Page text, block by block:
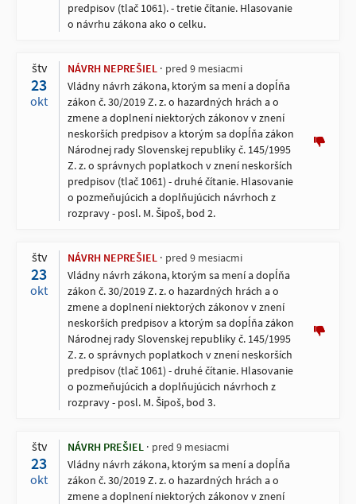
predpisov (tlač 1061). - tretie čítanie. Hlasovanie
o návrhu zákona ako o celku.
štv
23
okt
NÁVRH NEPREŠIEL
pred 9 mesiacmi
Vládny návrh zákona, ktorým sa mení a dopĺňa
zákon č. 30/2019 Z. z. o hazardných hrách a o
zmene a doplnení niektorých zákonov v znení
neskorších predpisov a ktorým sa dopĺňa zákon
Národnej rady Slovenskej republiky č. 145/1995
Z. z. o správnych poplatkoch v znení neskorších
predpisov (tlač 1061) - druhé čítanie. Hlasovanie
o pozmeňujúcich a doplňujúcich návrhoch z
rozpravy - posl. M. Šipoš, bod 2.
štv
23
okt
NÁVRH NEPREŠIEL
pred 9 mesiacmi
Vládny návrh zákona, ktorým sa mení a dopĺňa
zákon č. 30/2019 Z. z. o hazardných hrách a o
zmene a doplnení niektorých zákonov v znení
neskorších predpisov a ktorým sa dopĺňa zákon
Národnej rady Slovenskej republiky č. 145/1995
Z. z. o správnych poplatkoch v znení neskorších
predpisov (tlač 1061) - druhé čítanie. Hlasovanie
o pozmeňujúcich a doplňujúcich návrhoch z
rozpravy - posl. M. Šipoš, bod 3.
štv
23
okt
NÁVRH PREŠIEL
pred 9 mesiacmi
Vládny návrh zákona, ktorým sa mení a dopĺňa
zákon č. 30/2019 Z. z. o hazardných hrách a o
zmene a doplnení niektorých zákonov v znení